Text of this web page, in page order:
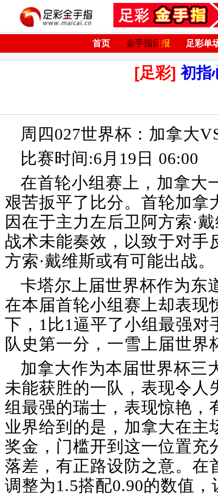
首页 金手指日报 足彩单
[足彩]初指
周四027世界杯：加拿大
比赛时间:6月19日 06:00
在首轮小组赛上，加拿大
艰苦扳平了比分。首轮加拿
因在于主力左后卫阿方索·
战术未能奏效，以致于对手
方索·戴维斯或有可能出战。
卡塔尔上届世界杯作为东
在本届首轮小组赛上却表现
下，1比1逼平了小组最强
队史第一分，一雪上届世界
加拿大作为本届世界杯三
未能获胜的一队，表现令人
组最强的瑞士，表现惊艳，
业界给到的是，加拿大在主
奖金，门槛开到这一位置充
落差，有正路设防之意。在
调整为1.5搭配0.90的数值